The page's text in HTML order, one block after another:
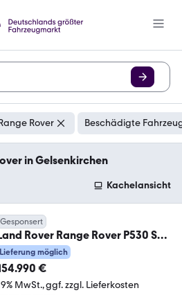
Rover Beschädigte
in Gelsenkirchen
Kachelansicht
Gesponsert
Rover Range Rover P530 SV
PAKET PANO SOFTCL
Lieferung möglich
€
MwSt. ggf. zzgl. Lieferkosten